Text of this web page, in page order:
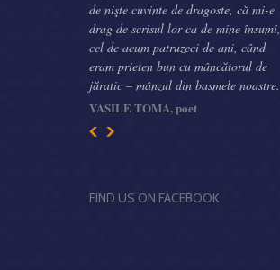
de nişte cuvinte de dragoste, că mi-e
drag de scrisul lor ca de mine însumi,
cel de acum patruzeci de ani, când
eram prieten bun cu mâncătorul de
jăratic – mânzul din basmele noastre.
VASILE TOMA, poet
FIND US ON FACEBOOK